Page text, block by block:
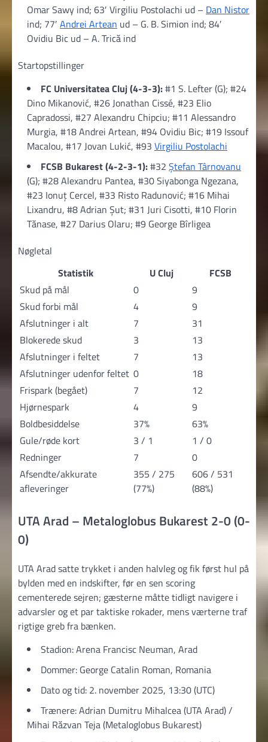
Omar Sawy ind; 63′ Virgiliu Postolachi ud – Dan Nistor
ind; 77′ Andrei Artean ud – G. B. Simion ind; 84′
Ovidiu Bic ud – A. Trică ind
Startopstillinger
FC Universitatea Cluj (4-3-3):#1 S. Lefter (G); #24
Dino Mikanović, #26 Jonathan Cissé, #23 Elio
Capradossi, #27 Alexandru Chipciu; #11 Alessandro
Murgia, #18 Andrei Artean, #94 Ovidiu Bic; #19 Issouf
Macalou, #17 Jovan Lukić, #93 Virgiliu Postolachi
FCSB Bukarest (4-2-3-1):#32 Ștefan Târnovanu
(G); #28 Alexandru Pantea, #30 Siyabonga Ngezana,
#23 Ionuț Cercel, #33 Risto Radunović; #16 Mihai
Lixandru, #8 Adrian Șut; #31 Juri Cisotti, #10 Florin
Tănase, #27 Darius Olaru; #9 George Bîrligea
Nøgletal
Statistik
U Cluj
FCSB
Skud på mål
0
9
Skud forbi mål
4
9
Afslutninger i alt
7
31
Blokerede skud
3
13
Afslutninger i feltet
7
13
Afslutninger udenfor feltet 0
18
Frispark (begået)
7
12
Hjørnespark
4
9
Boldbesiddelse
37%
63%
Gule/røde kort
3 / 1
1 / 0
Redninger
7
0
Afsendte/akkurate
afleveringer
355 / 275
(77%)
606 / 531
(88%)
UTA Arad – Metaloglobus Bukarest 2-0 (0-
0)
UTA Arad satte trykket i anden halvleg og fik først hul på
bylden med en indskifter, før en sen scoring
cementerede sejren; gæsterne måtte tidligt navigere i
advarsler og et par taktiske rokader, mens værterne traf
rigtige greb fra bænken.
Stadion: Arena Francisc Neuman, Arad
Dommer: George Catalin Roman, Romania
Dato og tid: 2. november 2025, 13:30 (UTC)
Trænere: Adrian Dumitru Mihalcea (UTA Arad) /
Mihai Răzvan Teja (Metaloglobus Bukarest)